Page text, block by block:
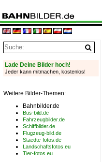
Lade Deine Bilder hoch!
Jeder kann mitmachen, kostenlos!
Weitere Bilder-Themen:
Bahnbilder.de
Bus-bild.de
Fahrzeugbilder.de
Schiffbilder.de
Flugzeug-bild.de
Staedte-fotos.de
Landschaftsfotos.eu
Tier-fotos.eu